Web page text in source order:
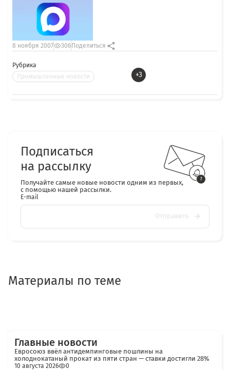
Рубрика
Промышленные новости
+3
8 ноября 2007 306 Поделиться
Подписаться
на рассылку
Получайте самые новые новости одним из первых,
с помощью нашей рассылки.
E-mail
Отправить
Материалы по теме
Главные новости
Евросоюз ввёл антидемпинговые пошлины на
холоднокатаный прокат из пяти стран — ставки достигли 28%
10 августа 2026 0